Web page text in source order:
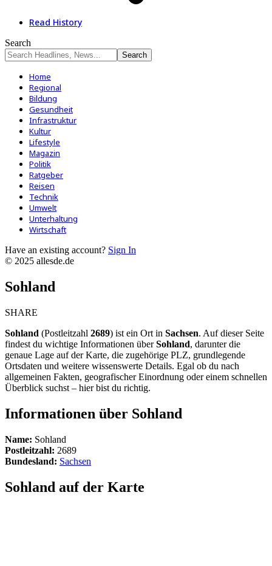
Read History
Search
Home
Regional
Bildung
Gesundheit
Infrastruktur
Kultur
Lifestyle
Magazin
Politik
Ratgeber
Reisen
Technik
Umwelt
Unterhaltung
Wirtschaft
Have an existing account? Sign In
© 2025 allesde.de
Sohland
SHARE
Sohland (Postleitzahl 2689) ist ein Ort in Sachsen. Auf dieser Seite
findest du wichtige Informationen überSohland, darunter die
genaue Lage auf der Karte, die zugehörige PLZ, grundlegende
Ortsdaten und weitere wissenswerte Details. Egal ob du nach
allgemeinen Fakten, geografischer Einordnung oder einem schnellen
Überblick suchst – hier bist du richtig.
Informationen über Sohland
Name: Sohland
Postleitzahl: 2689
Bundesland: Sachsen
Sohland auf der Karte